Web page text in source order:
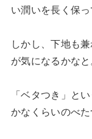
い潤いを長く保
しかし、下地も
が気になるかなと
「ベタつき」と
かなくらいのべた